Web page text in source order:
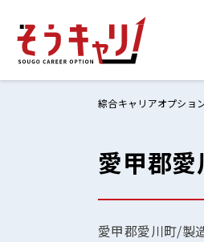
綜合キャリアオプショ
愛甲郡
愛甲郡愛川町/製